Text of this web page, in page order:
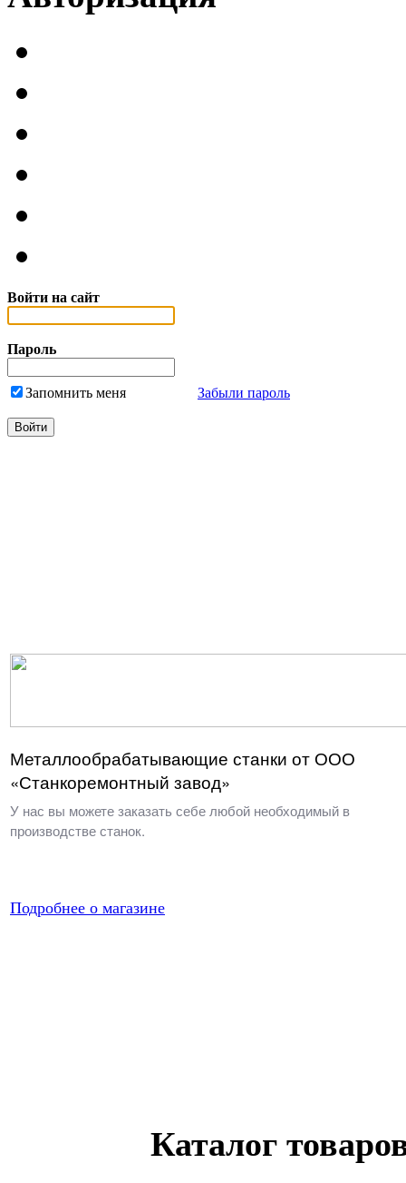
Войти на сайт
Пароль
Запомнить меня Забыли пароль
Металлообрабатывающие станки от ООО
«Станкоремонтный завод»
У нас вы можете заказать себе любой необходимый в
производстве станок.
Подробнее о магазине
Каталог